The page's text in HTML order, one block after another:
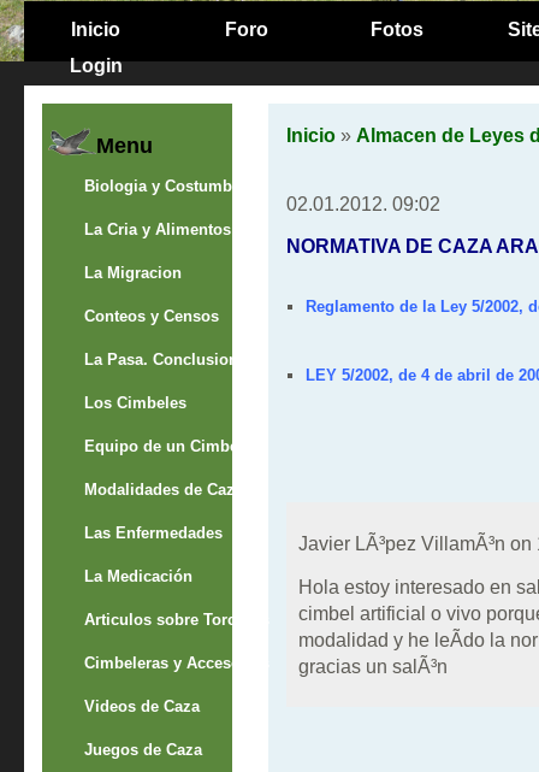
Inicio Foro Fotos
Login
Menu
Biologia y Costumbres
La Cria y Alimentos
La Migracion
Conteos y Censos
La Pasa. Conclusion
Los Cimbeles
Equipo de un Cimbelero
Modalidades de Caza
Las Enfermedades
La Medicación
Articulos sobre Torcaces
Cimbeleras y Accesorios
Videos de Caza
Juegos de Caza
Inicio» Almacen de Leyes
02.01.2012. 09:02
NORMATIVA DE CAZA
Reglamento de la Ley 5/2002,
LEY 5/2002, de 4 de abril de
Javier LÃ³pez VillamÃ³n on
Hola estoy interesado en
cimbel artificial o vivo
modalidad y he leÃ­do la
gracias un salÃ³n